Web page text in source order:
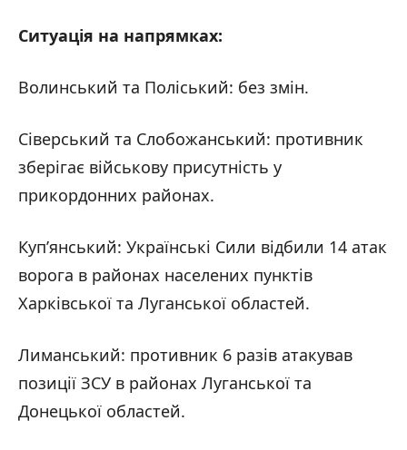
Ситуація на напрямках:
Волинський та Поліський: без змін.
Сіверський та Слобожанський: противник
зберігає військову присутність у
прикордонних районах.
Куп’янський: Українські Сили відбили 14 атак
ворога в районах населених пунктів
Харківської та Луганської областей.
Лиманський: противник 6 разів атакував
позиції ЗСУ в районах Луганської та
Донецької областей.